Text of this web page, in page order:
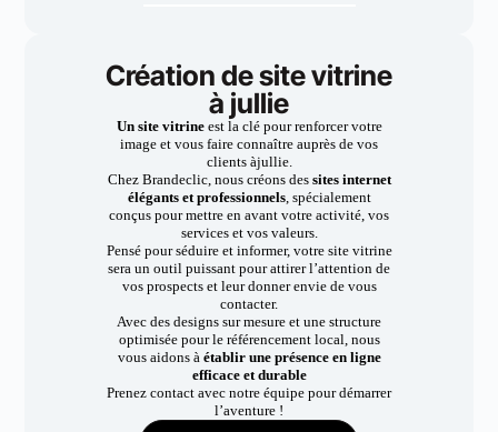
Création de site vitrine
à jullie
Un site vitrineest la clé pour renforcer votre
image et vous faire connaître auprès de vos
clients àjullie.
Chez Brandeclic, nous créons dessites internet
élégants et professionnels, spécialement
conçus pour mettre en avant votre activité, vos
services et vos valeurs.
Pensé pour séduire et informer, votre site vitrine
sera un outil puissant pour attirer l’attention de
vos prospects et leur donner envie de vous
contacter.
Avec des designs sur mesure et une structure
optimisée pour le référencement local, nous
vous aidons à établir une présence en ligne
efficace et durable
Prenez contact avec notre équipe pour démarrer
l’aventure !